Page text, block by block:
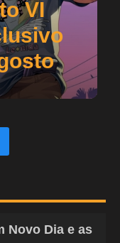
VI
Novo Dia e as